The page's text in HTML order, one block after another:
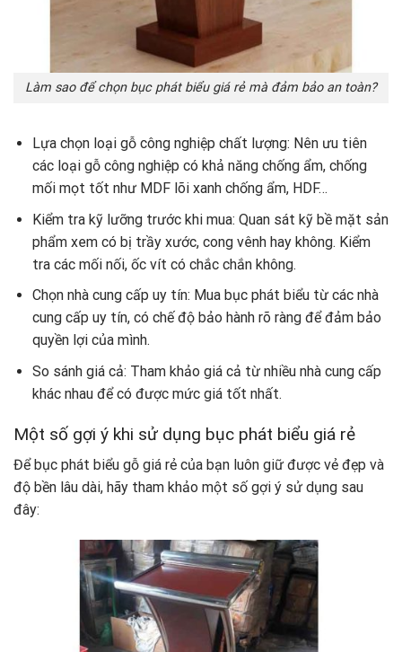
Làm sao để chọn bục phát biểu giá rẻ mà đảm bảo an toàn?
Lựa chọn loại gỗ công nghiệp chất lượng: Nên ưu tiên
các loại gỗ công nghiệp có khả năng chống ẩm, chống
mối mọt tốt như MDF lõi xanh chống ẩm, HDF…
Kiểm tra kỹ lưỡng trước khi mua: Quan sát kỹ bề mặt sản
phẩm xem có bị trầy xước, cong vênh hay không. Kiểm
tra các mối nối, ốc vít có chắc chắn không.
Chọn nhà cung cấp uy tín: Mua bục phát biểu từ các nhà
cung cấp uy tín, có chế độ bảo hành rõ ràng để đảm bảo
quyền lợi của mình.
So sánh giá cả: Tham khảo giá cả từ nhiều nhà cung cấp
khác nhau để có được mức giá tốt nhất.
Một số gợi ý khi sử dụng bục phát biểu giá rẻ
Để bục phát biểu gỗ giá rẻ của bạn luôn giữ được vẻ đẹp và
độ bền lâu dài, hãy tham khảo một số gợi ý sử dụng sau
đây: